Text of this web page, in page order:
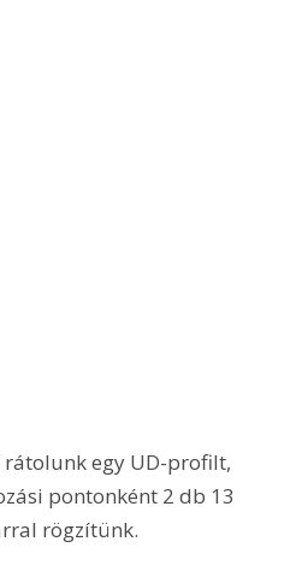
egy UD-profilt,
pontonként 2 db 13
rögzítünk.